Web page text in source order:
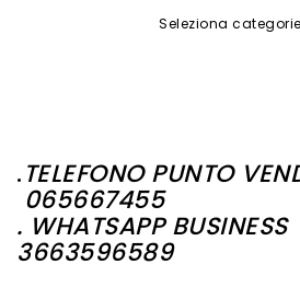
Seleziona categorie
.TELEFONO PUNTO
065667455
. WHATSAPP BUSINESS
3663596589